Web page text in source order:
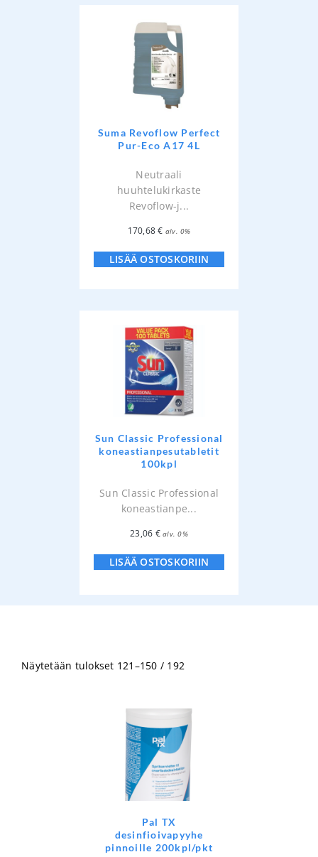
Suma Revoflow Perfect
Pur-Eco A17 4L
Neutraali
huuhtelukirkaste
Revoflow-j...
170,68€ alv. 0%
LISÄÄ OSTOSKORIIN
Sun Classic Professional
koneastianpesutabletit
100kpl
Sun Classic Professional
koneastianpe...
23,06 € alv. 0%
LISÄÄ OSTOSKORIIN
Näytetään tulokset 121–150 / 192
Pal TX
desinfioivapyyhe
pinnoille 200kpl/pkt